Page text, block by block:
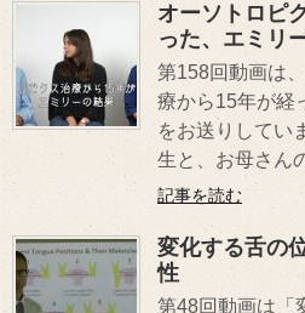
オーソトロピ
った、エミリ
第158回動画は
療から15年が経
をお送りしてい
生と、お母さん
記事を読む
変化する舌の
性
第48回動画は「